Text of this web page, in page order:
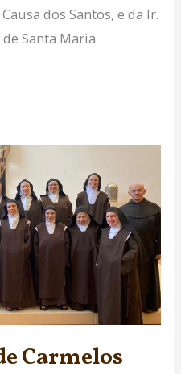
dos Santos, e da Ir.
Santa Maria
Carmelos